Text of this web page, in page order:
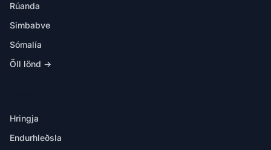
Rúanda
Simbabve
Sómalía
Öll lönd →
Hringja
Endurhleðsla